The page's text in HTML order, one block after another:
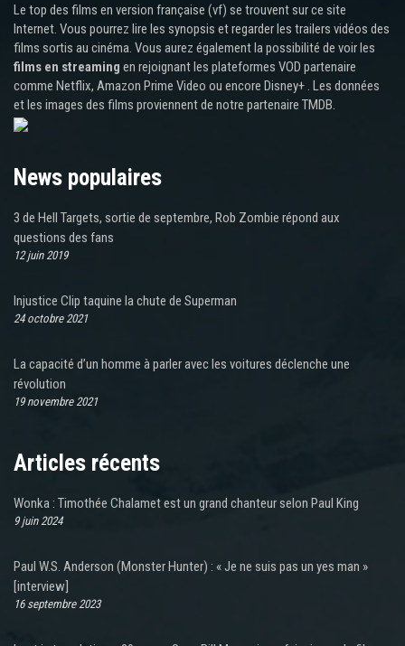
Le top des films en version française (vf) se trouvent sur ce site
Internet. Vous pourrez lire les synopsis et regarder les trailers vidéos des
films sortis au cinéma. Vous aurez également la possibilité de voir les
films en streaming en rejoignant les plateformes VOD partenaire
comme Netflix, Amazon Prime Video ou encore Disney+ . Les données
et les images des films proviennent de notre partenaire TMDB.
News populaires
3 de Hell Targets, sortie de septembre, Rob Zombie répond aux
questions des fans
12 juin 2019
Injustice Clip taquine la chute de Superman
24 octobre 2021
La capacité d’un homme à parler avec les voitures déclenche une
révolution
19 novembre 2021
Articles récents
Wonka : Timothée Chalamet est un grand chanteur selon Paul King
9 juin 2024
Paul W.S. Anderson (Monster Hunter) : « Je ne suis pas un yes man »
[interview]
16 septembre 2023